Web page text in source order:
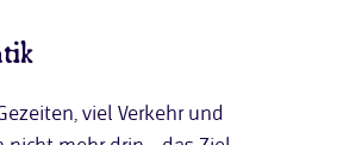
viel Verkehr und